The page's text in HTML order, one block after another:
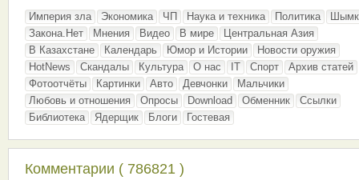
Империя зла Экономика ЧП Наука и техника Политика
Закона.Нет
Мнения Видео В мире
Центральная Азия
В Казахстане
Календарь Юмор и Истории
Новости оружия
HotNews
Скандалы Культура О нас IT Спорт
Архив статей
Фотоотчёты
Картинки Авто Девчонки
Мальчики
Любовь и отношения
Опросы Download Обменник
Ссылки
Библиотека
Ядерщик Блоги Гостевая
Комментарии ( 786821 )